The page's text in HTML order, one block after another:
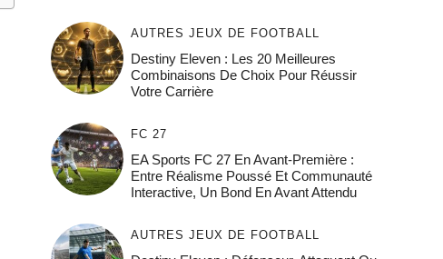
AUTRES JEUX DE FOOTBALL
Destiny Eleven : Les 20 Meilleures
Combinaisons De Choix Pour Réussir
Votre Carrière
FC 27
EA Sports FC 27 En Avant-Première :
Entre Réalisme Poussé Et Communauté
Interactive, Un Bond En Avant Attendu
AUTRES JEUX DE FOOTBALL